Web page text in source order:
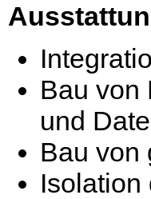
Bau von
und
Bau von
Isolation